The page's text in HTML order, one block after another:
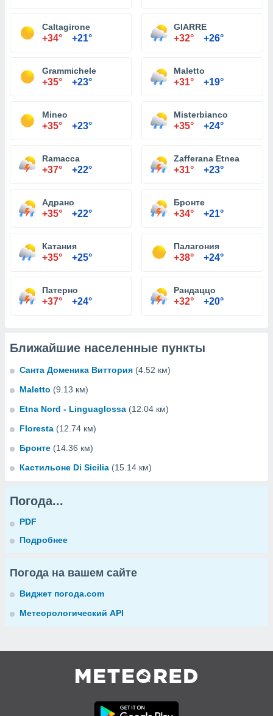
Caltagirone
+34° +21°
GIARRE
+32° +26°
Grammichele
+35° +23°
Maletto
+31° +19°
Mineo
+35° +23°
Misterbianco
+35° +24°
Ramacca
+37° +22°
Zafferana Etnea
+31° +23°
Адрано
+35° +22°
Бронте
+34° +21°
Катания
+35° +25°
Палагония
+38° +24°
Патерно
+37° +24°
Рандаццо
+32° +20°
Ближайшие населенные пункты
Санта Доменика Виттория (4.52 км)
Maletto (9.13 км)
Etna Nord - Linguaglossa (12.04 км)
Floresta (12.74 км)
Бронте (14.36 км)
Кастильоне Di Sicilia (15.14 км)
Погода...
PDF
Подробнее
Погода на вашем сайте
Виджет погода.com
Метеорологический API